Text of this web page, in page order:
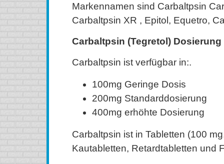
Markennamen sind Carbaltpsin
Carbaltpsin XR , Epitol, Equetro,
Carbaltpsin (Tegretol) Dosierung
Carbaltpsin ist verfügbar in:.
100mg Geringe Dosis
200mg Standarddosierung
400mg erhöhte Dosierung
Carbaltpsin ist in Tabletten (100
Kautabletten, Retardtabletten und